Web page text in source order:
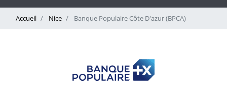
Accueil Nice Banque Populaire Côte D'azur (BPCA)